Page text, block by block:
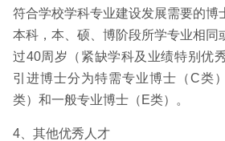
符合学校学科专业建设发展需要的博
本科，本、硕、博阶段所学专业相同
过40周岁（紧缺学科及业绩特别优
引进博士分为特需专业博士（C类
类）和一般专业博士（E类）。
4、其他优秀人才